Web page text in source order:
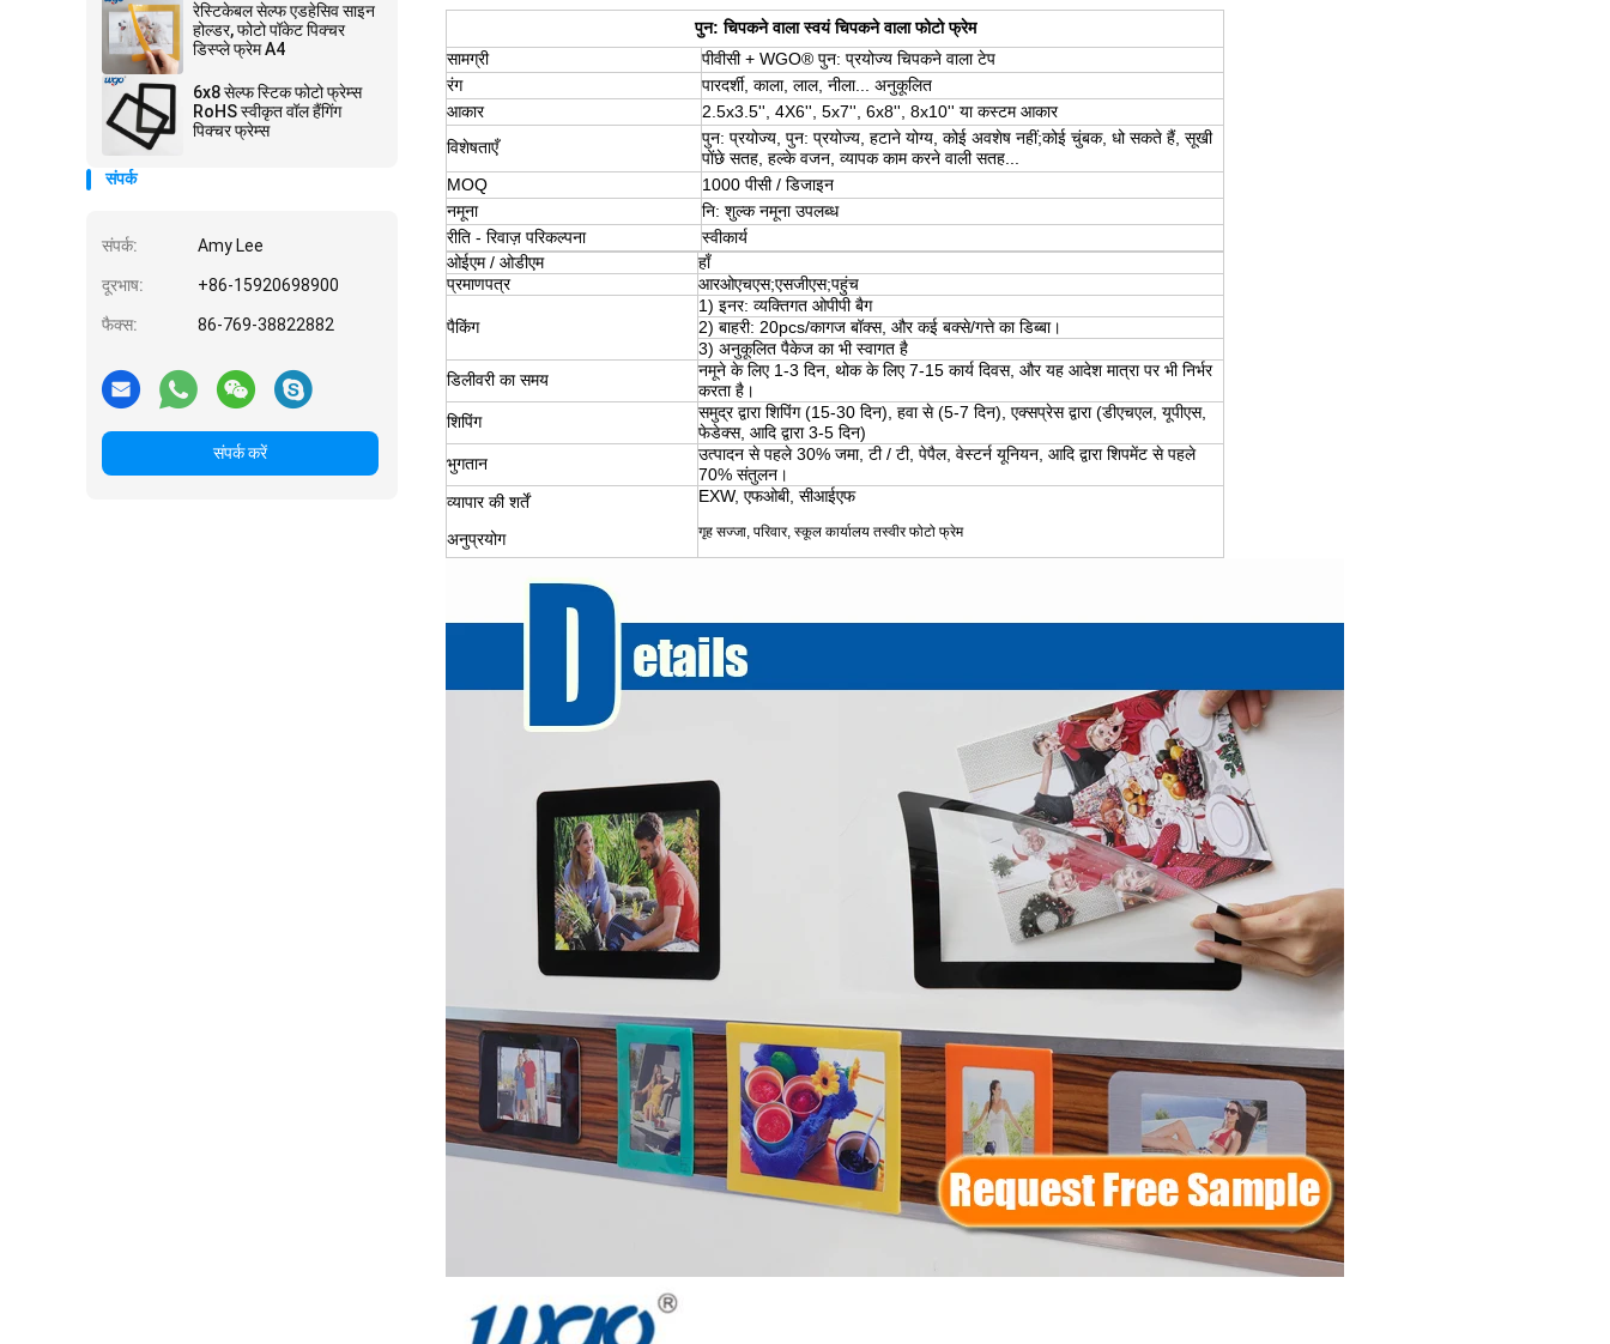
रेस्टिकेबल सेल्फ एडहेसिव साइन
होल्डर, फोटो पॉकेट पिक्चर
डिस्प्ले फ्रेम A4
6x8 सेल्फ स्टिक फोटो फ्रेम्स
RoHS स्वीकृत वॉल हैंगिंग
पिक्चर फ्रेम्स
संपर्क
संपर्क: Amy Lee
दूरभाष: +86-15920698900
फैक्स: 86-769-38822882
संपर्क करें
पुन: चिपकने वाला स्वयं चिपकने वाला फोटो फ्रेम
सामग्री
पीवीसी + WGO® पुन: प्रयोज्य चिपकने वाला टेप
रंग
पारदर्शी, काला, लाल, नीला... अनुकूलित
आकार
2.5x3.5'', 4X6'', 5x7'', 6x8'', 8x10'' या कस्टम आकार
विशेषताएँ
पुन: प्रयोज्य, पुन: प्रयोज्य, हटाने योग्य, कोई अवशेष नहीं;कोई चुंबक, धो सकते हैं, सूखी
पोंछे सतह, हल्के वजन, व्यापक काम करने वाली सतह...
MOQ
1000 पीसी / डिजाइन
नमूना
नि: शुल्क नमूना उपलब्ध
रीति - रिवाज़ परिकल्पना
स्वीकार्य
ओईएम / ओडीएम
हाँ
प्रमाणपत्र
आरओएचएस;एसजीएस;पहुंच
पैकिंग
1) इनर: व्यक्तिगत ओपीपी बैग
2) बाहरी: 20pcs/कागज बॉक्स, और कई बक्से/गत्ते का डिब्बा।
3) अनुकूलित पैकेज का भी स्वागत है
डिलीवरी का समय
नमूने के लिए 1-3 दिन, थोक के लिए 7-15 कार्य दिवस, और यह आदेश मात्रा पर भी निर्भर
करता है।
शिपिंग
समुद्र द्वारा शिपिंग (15-30 दिन), हवा से (5-7 दिन), एक्सप्रेस द्वारा (डीएचएल, यूपीएस,
फेडेक्स, आदि द्वारा 3-5 दिन)
भुगतान
उत्पादन से पहले 30% जमा, टी / टी, पेपैल, वेस्टर्न यूनियन, आदि द्वारा शिपमेंट से पहले
70% संतुलन।
व्यापार की शर्तें
अनुप्रयोग
EXW, एफओबी, सीआईएफ
गृह सज्जा, परिवार, स्कूल कार्यालय तस्वीर फोटो फ्रेम